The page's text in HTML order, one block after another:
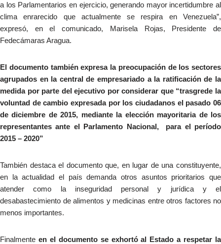
a los Parlamentarios en ejercicio, generando mayor incertidumbre al
clima enrarecido que actualmente se respira en Venezuela”,
expresó, en el comunicado, Marisela Rojas, Presidente de
Fedecámaras Aragua.
El documento también expresa la preocupación de los sectores
agrupados en la central de empresariado a la ratificación de la
medida por parte del ejecutivo por considerar que “trasgrede la
voluntad de cambio expresada por los ciudadanos el pasado 06
de diciembre de 2015, mediante la elección mayoritaria de los
representantes ante el Parlamento Nacional, para el período
2015 – 2020”
También destaca el documento que, en lugar de una constituyente,
en la actualidad el país demanda otros asuntos prioritarios que
atender como la inseguridad personal y jurídica y el
desabastecimiento de alimentos y medicinas entre otros factores no
menos importantes.
Finalmente en el documento se exhortó al Estado a respetar la